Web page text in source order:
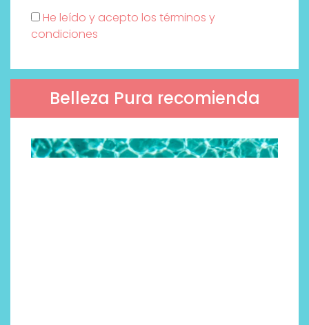
He leído y acepto los términos y
condiciones
Belleza Pura recomienda